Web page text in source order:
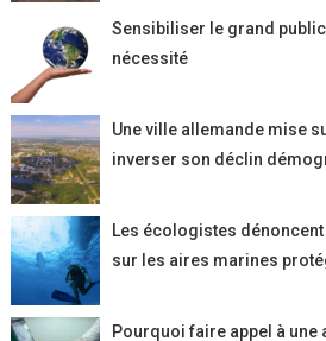
Sensibiliser le grand public
nécessité
Une ville allemande mise
inverser son déclin
Les écologistes
sur les aires marines
Pourquoi faire appel à une